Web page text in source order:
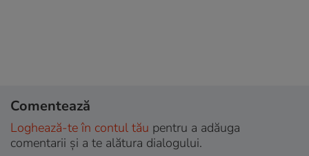
Comentează
Loghează-te în contul tău pentru a adăuga
comentarii și a te alătura dialogului.